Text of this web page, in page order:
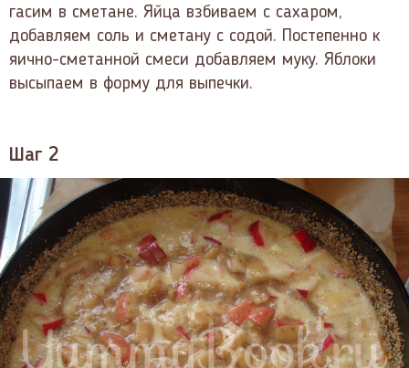
гасим в сметане. Яйца взбиваем с сахаром,
добавляем соль и сметану с содой. Постепенно к
яично-сметанной смеси добавляем муку. Яблоки
высыпаем в форму для выпечки.
Шаг 2